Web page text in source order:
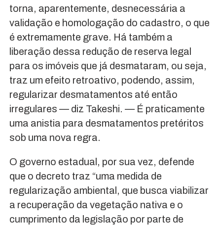
torna, aparentemente, desnecessária a
validação e homologação do cadastro, o que
é extremamente grave. Há também a
liberação dessa redução de reserva legal
para os imóveis que já desmataram, ou seja,
traz um efeito retroativo, podendo, assim,
regularizar desmatamentos até então
irregulares — diz Takeshi. — É praticamente
uma anistia para desmatamentos pretéritos
sob uma nova regra.
O governo estadual, por sua vez, defende
que o decreto traz “uma medida de
regularização ambiental, que busca viabilizar
a recuperação da vegetação nativa e o
cumprimento da legislação por parte de